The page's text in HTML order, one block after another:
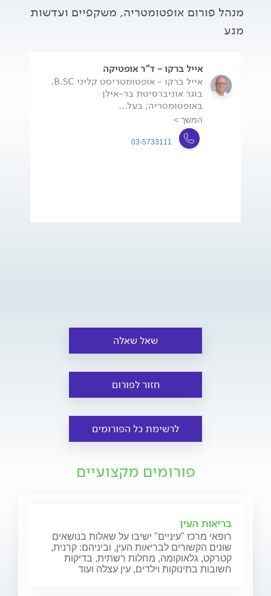
מנהל פורום אופטומטריה, משקפיים ועדשות
מגע
אייל ברקו - ד"ר אופטיקה
אייל ברקו - אופטומטריסט קליני B.SC.
בוגר אוניברסיטת בר-אילן
באופטומטריה; בעל...
המשך >
03-5733111
שאל שאלה
חזור לפורום
לרשימת כל הפורומים
פורומים מקצועיים
בריאות העין
רופאי מרכז "עיניים" ישיבו על שאלות בנושאים
שונים הקשורים לבריאות העין, וביניהם: קרנית,
קטרקט, גלאוקומה, מחלות רשתית, בדיקות
חשובות בתינוקות וילדים, עין עצלה ועוד